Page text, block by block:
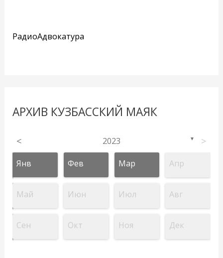
РадиоАдвокатура
АРХИВ КУЗБАССКИЙ МАЯК
< 2023 ▼ >
Янв Фев Мар Апр
Май Июн Июл Авг
Сен Окт Ноя Дек